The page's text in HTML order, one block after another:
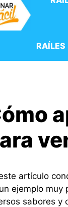
RAÍLES
artículo
ejemplo muy
sabores y